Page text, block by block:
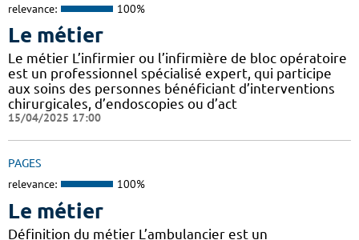
relevance: 100%
Le métier
Le métier L’infirmier ou l’infirmière de bloc opératoire
est un professionnel spécialisé expert, qui participe
aux soins des personnes bénéficiant d’interventions
chirurgicales, d’endoscopies ou d’act
15/04/2025 17:00
PAGES
relevance: 100%
Le métier
Définition du métier L’ambulancier est un